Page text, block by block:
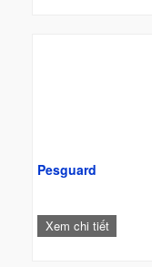
Pesguard
Xem chi tiết